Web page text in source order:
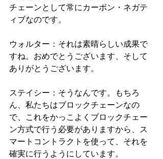
チェーンとして常にカーボン・ネガテ
ィブなのです。
ウォルター：それは素晴らしい成果で
すね。おめでとうございます、そして
ありがとうございます。
ステイシー：そうなんです。もちろ
ん、私たちはブロックチェーンなの
で、これをかっこよくブロックチェー
ン方式で行う必要がありますから、ス
マートコントラクトを使って、それを
確実に行うようにしています。